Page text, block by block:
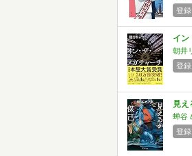
登録
イン
朝井
登録
見え
蝉谷
登録